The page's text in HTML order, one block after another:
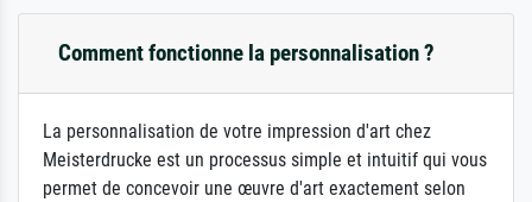
Comment fonctionne la personnalisation ?
La personnalisation de votre impression d'art chez
Meisterdrucke est un processus simple et intuitif qui vous
permet de concevoir une œuvre d'art exactement selon